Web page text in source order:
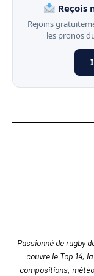
Reçois
Rejoins
les pronos
Passionné de rugby
couvre le Top 14,
compositions,